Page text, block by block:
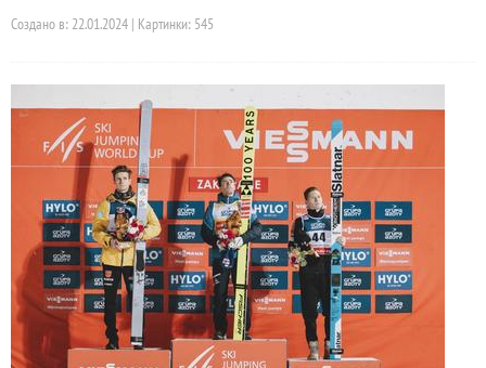
Создано в: 22.01.2024 | Картинки: 545